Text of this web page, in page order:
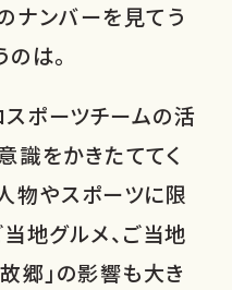
ナンバーを見てう
は。
ポーツチームの活
識をかきたててく
物やスポーツに限
当地グルメ、ご当地
郷」の影響も大き